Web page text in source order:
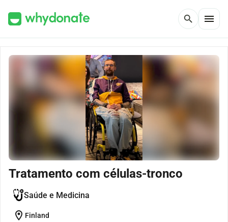
search menu
Tratamento com células-tronco
Saúde e Medicina
location_on Finland